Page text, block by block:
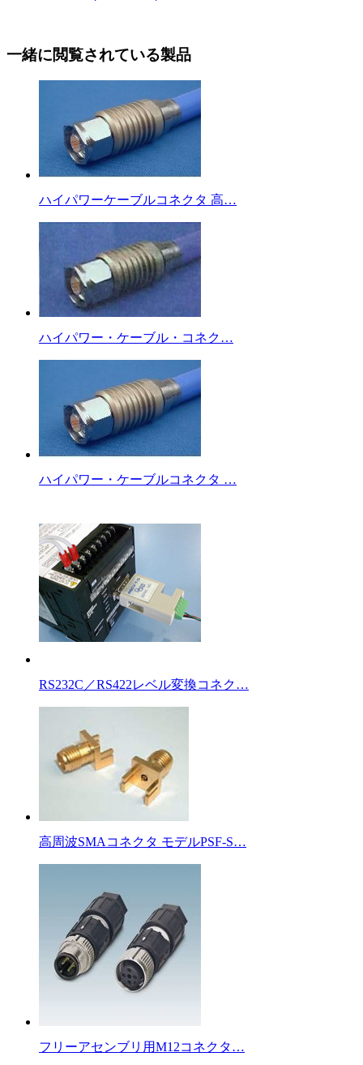
一緒に閲覧されている製品
ハイパワーケーブルコネクタ 高…
ハイパワー・ケーブル・コネク…
ハイパワー・ケーブルコネクタ …
RS232C／RS422レベル変換コネク…
高周波SMAコネクタ モデルPSF-S…
フリーアセンブリ用M12コネクタ…